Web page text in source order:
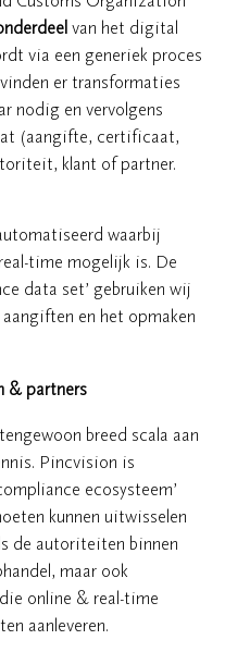
van het digital
via een generiek proces
er transformaties
nodig en vervolgens
(aangifte, certificaat,
klant of partner.
waarbij
time mogelijk is. De
data set’ gebruiken wij
en het opmaken
& partners
breed scala aan
Pincvision is
ecosysteem’
kunnen uitwisselen
de autoriteiten binnen
maar ook
online & real-time
aanleveren.